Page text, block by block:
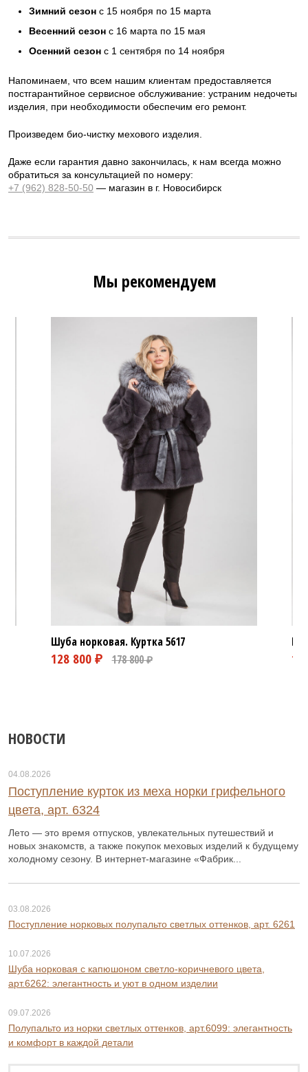
Зимний сезон с 15 ноября по 15 марта
Весенний сезон с 16 марта по 15 мая
Осенний сезон с 1 сентября по 14 ноября
Напоминаем, что всем нашим клиентам предоставляется
постгарантийное сервисное обслуживание: устраним недочеты
изделия, при необходимости обеспечим его ремонт.
Произведем био-чистку мехового изделия.
Даже если гарантия давно закончилась, к нам всегда можно
обратиться за консультацией по номеру:
+7 (962) 828-50-50 — магазин в г. Новосибирск
Мы рекомендуем
Шуба норковая. Куртка5617
НОВОСТИ
04.08.2026
Поступление курток из меха норки грифельного
цвета, арт. 6324
Лето — это время отпусков, увлекательных путешествий и
новых знакомств, а также покупок меховых изделий к будущему
холодному сезону. В интернет-магазине «Фабрик...
03.08.2026
Поступление норковых полупальто светлых оттенков, арт. 6261
10.07.2026
Шуба норковая с капюшоном светло-коричневого цвета,
арт.6262: элегантность и уют в одном изделии
09.07.2026
Полупальто из норки светлых оттенков, арт.6099: элегантность
и комфорт в каждой детали